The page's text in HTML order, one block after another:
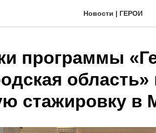
Новости | ГЕРОИ
программы
стажировку в